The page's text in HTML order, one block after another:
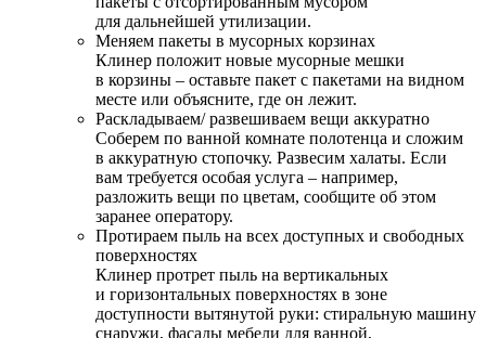
для дальнейшей утилизации.
Меняем пакеты в мусорных корзинах
Клинер положит новые мусорные мешки
в корзины – оставьте пакет с пакетами на видном
месте или объясните, где он лежит.
Раскладываем/ развешиваем вещи аккуратно
Соберем по ванной комнате полотенца и сложим
в аккуратную стопочку. Развесим халаты. Если
вам требуется особая услуга – например,
разложить вещи по цветам, сообщите об этом
заранее оператору.
Протираем пыль на всех доступных и свободных
поверхностях
Клинер протрет пыль на вертикальных
и горизонтальных поверхностях в зоне
доступности вытянутой руки: стиральную машину
снаружи, фасады мебели для ванной,